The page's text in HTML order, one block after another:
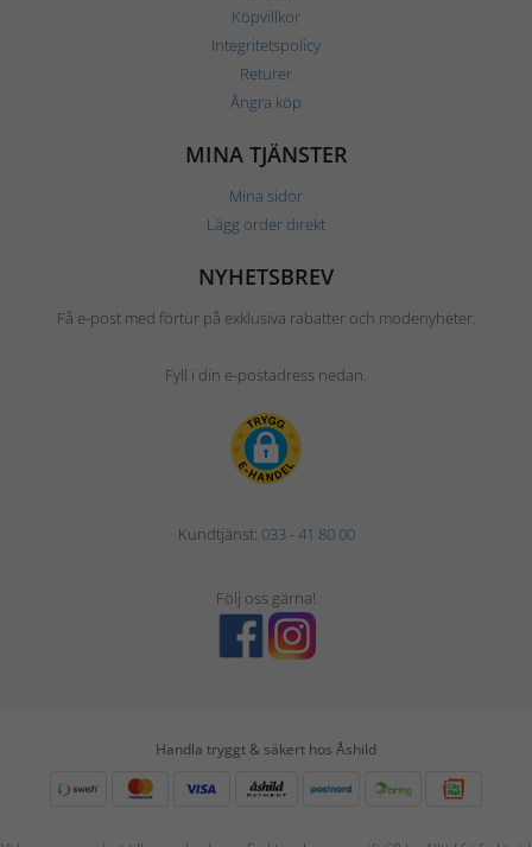
Köpvillkor
Integritetspolicy
Returer
Ångra köp
MINA TJÄNSTER
Mina sidor
Lägg order direkt
NYHETSBREV
Få e-post med förtur på exklusiva rabatter och modenyheter.
Fyll i din e-postadress nedan.
Kundtjänst: 033 - 41 80 00
Följ oss gärna!
Handla tryggt & säkert hos Åshild